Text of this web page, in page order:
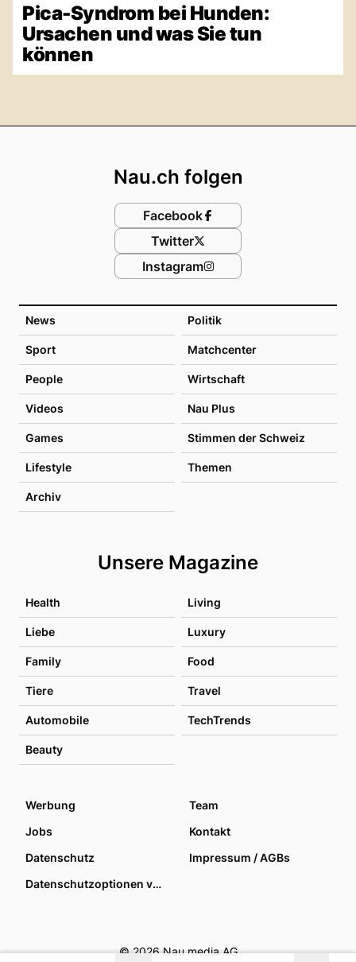
Pica-Syndrom bei Hunden:
Ursachen und was Sie tun
können
News Politik
Sport Matchcenter
People Wirtschaft
Videos Nau Plus
Games Stimmen der Schweiz
Lifestyle Themen
Archiv
Unsere Magazine
Health Living
Liebe Luxury
Family Food
Tiere Travel
Automobile TechTrends
Beauty
Nau.ch folgen
Facebook
Twitter
Instagram
Werbung
Team
Jobs
Kontakt
Datenschutz
Impressum / AGBs
Datenschutzoptionen verwalten
© 2026 Nau media AG